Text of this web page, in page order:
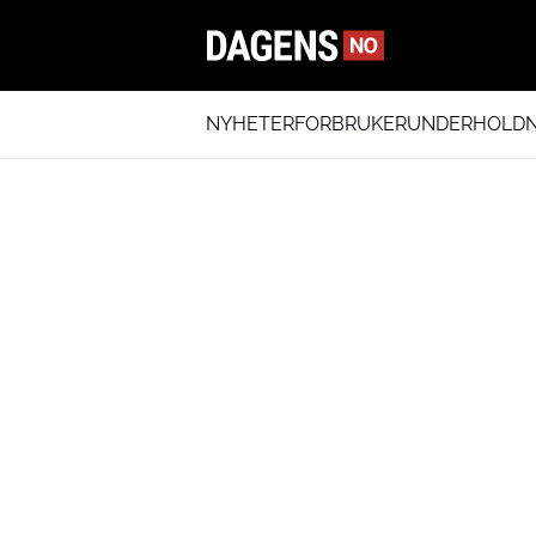
NYHETERFORBRUKER